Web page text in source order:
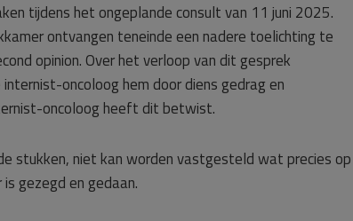
tijdens het ongeplande consult van 11 juni 2025.
ontvangen teneinde een nadere toelichting te
opinion. Over het verloop van dit gesprek
oncoloog hem door diens gedrag en
oncoloog heeft dit betwist.
stukken, niet kan worden vastgesteld wat precies op
gezegd en gedaan.